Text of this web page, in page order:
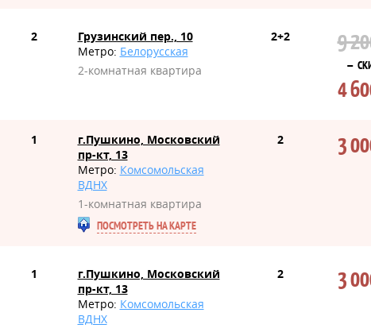
2
Грузинский пер., 10
Метро: Белорусская
2-комнатная квартира
2+2 9
—
4
1
г.Пушкино, Московский
пр-кт, 13
Метро: Комсомольская
ВДНХ
1-комнатная квартира
ПОСМОТРЕТЬ НА КАРТЕ
2 3
1
г.Пушкино, Московский
пр-кт, 13
Метро: Комсомольская
ВДНХ
2 3